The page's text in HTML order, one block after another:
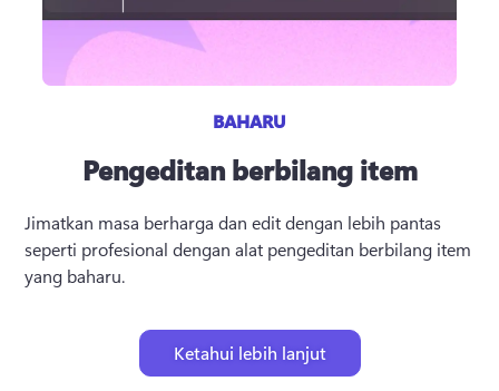
BAHARU
Pengeditan berbilang item
Jimatkan masa berharga dan edit dengan lebih pantas
seperti profesional dengan alat pengeditan berbilang item
yang baharu.
Ketahui lebih lanjut